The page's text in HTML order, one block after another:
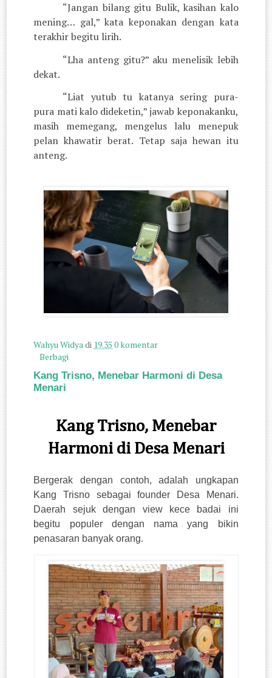
“Jangan bilang gitu Bulik, kasihan kalo
mening… gal,” kata keponakan dengan kata
terakhir begitu lirih.
“Lha anteng gitu?” aku menelisik lebih
dekat.
“Liat yutub tu katanya sering pura-
pura mati kalo dideketin,” jawab keponakanku,
masih memegang, mengelus lalu menepuk
pelan khawatir berat. Tetap saja hewan itu
anteng.
Wahyu Widyadi 19.35 0 komentar
Berbagi
Kang Trisno, Menebar Harmoni di Desa
Menari
Kang Trisno, Menebar
Harmoni di Desa Menari
Bergerak dengan contoh, adalah ungkapan
Kang Trisno sebagai founder Desa Menari.
Daerah sejuk dengan view kece badai ini
begitu populer dengan nama yang bikin
penasaran banyak orang.